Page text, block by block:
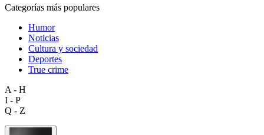
Categorías más populares
Humor
Noticias
Cultura y sociedad
Deportes
True crime
A - H
I - P
Q - Z